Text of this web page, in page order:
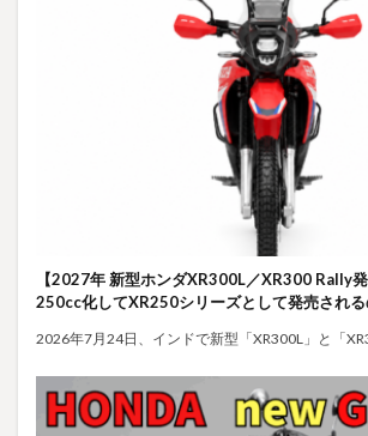
【2027年 新型ホンダXR300L／XR300 Rally
250cc化してXR250シリーズとして発売される
2026年7月24日、インドで新型「XR300L」と「